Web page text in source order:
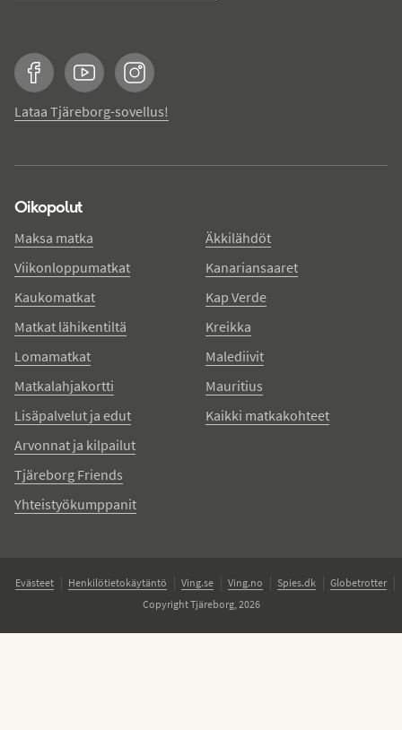
FacebookYouTubeInstagram
Lataa Tjäreborg-sovellus!
Oikopolut
Maksa matka
Viikonloppumatkat
Kaukomatkat
Matkat lähikentiltä
Lomamatkat
Matkalahjakortti
Lisäpalvelut ja edut
Arvonnat ja kilpailut
Tjäreborg Friends
Yhteistyökumppanit
Äkkilähdöt
Kanariansaaret
Kap Verde
Kreikka
Malediivit
Mauritius
Kaikki matkakohteet
Evästeet Henkilötietokäytäntö Ving.se Ving.no Spies.dk
Globetrotter
Copyright Tjäreborg, 2026